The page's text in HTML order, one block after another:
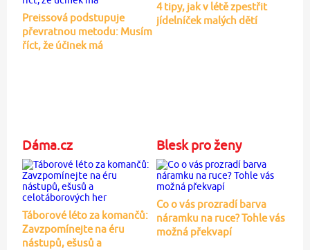
Preissová podstupuje
převratnou metodu: Musím
říct, že účinek má
4 tipy, jak v létě zpestřit
jídelníček malých dětí
Dáma.cz
Táborové léto za komančů:
Zavzpomínejte na éru
nástupů, ešusů a
Blesk pro ženy
Co o vás prozradí barva
náramku na ruce? Tohle vás
možná překvapí